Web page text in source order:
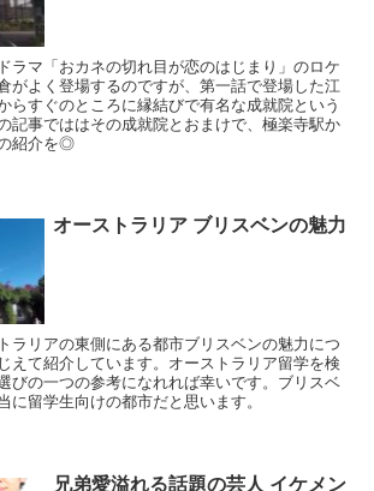
ラマ「おカネの切れ目が恋のはじまり」のロケ
がよく登場するのですが、第一話で登場した江
らすぐのところに縁結びで有名な成就院という
記事でははその成就院とおまけで、極楽寺駅か
紹介を◎
オーストラリア ブリスベンの魅力
ラリアの東側にある都市ブリスベンの魅力につ
えて紹介しています。オーストラリア留学を検
びの一つの参考になれれば幸いです。ブリスベ
に留学生向けの都市だと思います。
兄弟愛溢れる話題の芸人 イケメン